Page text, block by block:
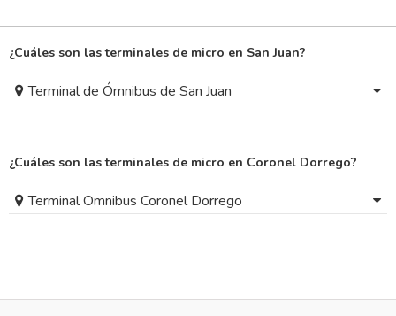
¿Cuáles son las terminales de micro en San Juan?
Terminal de Ómnibus de San Juan
¿Cuáles son las terminales de micro en Coronel Dorrego?
Terminal Omnibus Coronel Dorrego